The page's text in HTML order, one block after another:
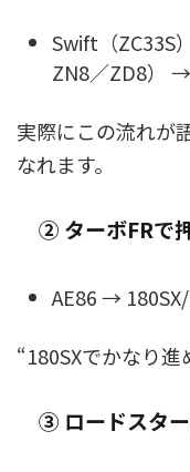
Swift（ZC33S
ZN8／ZD8） →
実際にこの流れが
なれます。
② ターボFRで
AE86 →
“180SXでかなり
③ ロードスター